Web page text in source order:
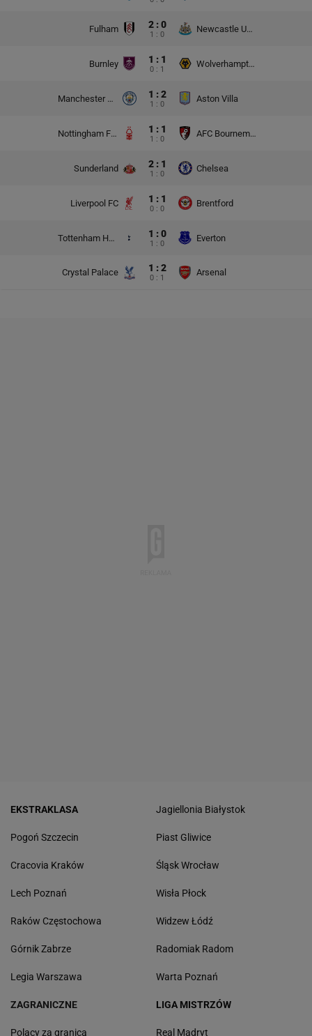
Fulham 2 : 0
1 : 0
Newcastle United
Burnley 1 : 1
0 : 1
Wolverhampton Wanderers
Manchester City 1 : 2
1 : 0
Aston Villa
Nottingham Forest 1 : 1
1 : 0
AFC Bournemouth
Sunderland 2 : 1
1 : 0
Chelsea
Liverpool FC 1 : 1
0 : 0
Brentford
Tottenham Hotspur 1 : 0
1 : 0
Everton
Crystal Palace 1 : 2
0 : 1
Arsenal
EKSTRAKLASA
Pogoń Szczecin
Cracovia Kraków
Lech Poznań
Raków Częstochowa
Górnik Zabrze
Legia Warszawa
Jagiellonia Białystok
Piast Gliwice
Śląsk Wrocław
Wisła Płock
Widzew Łódź
Radomiak Radom
Warta Poznań
ZAGRANICZNE
Polacy za granicą
LIGA MISTRZÓW
Real Madryt